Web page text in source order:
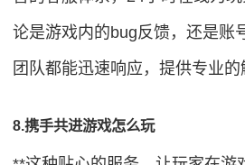
论是游戏内的bug反馈，还是账
团队都能迅速响应，提供专业的
8.携手共进游戏怎么玩